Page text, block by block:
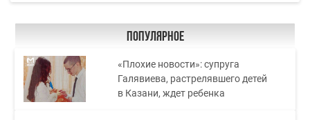
Популярное
«Плохие новости»: супруга
Галявиева, растрелявшего детей
в Казани, ждет ребенка